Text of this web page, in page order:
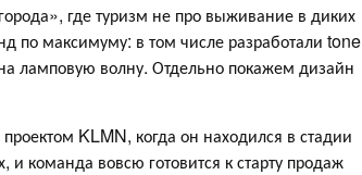
где туризм не про выживание в диких
по максимуму: в том числе разработали tone
ламповую волну. Отдельно покажем дизайн
KLMN, когда он находился в стадии
и команда вовсю готовится к старту продаж